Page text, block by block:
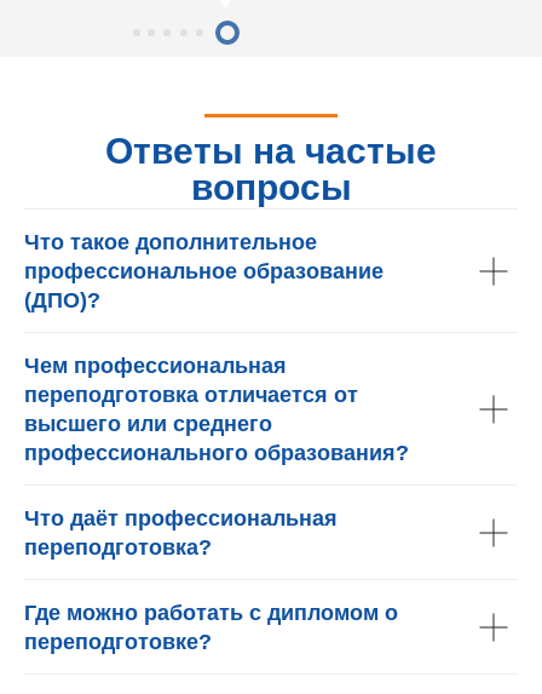
Ответы на частые
вопросы
Что такое дополнительное
профессиональное образование
(ДПО)?
Чем профессиональная
переподготовка отличается от
высшего или среднего
профессионального образования?
Что даёт профессиональная
переподготовка?
Где можно работать с дипломом о
переподготовке?